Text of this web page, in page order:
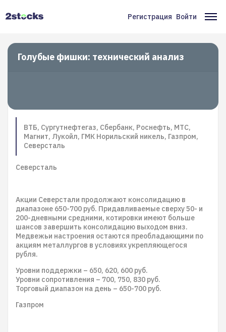
Меню
учётной
записи
Регистрация Войти
Голубые фишки: технический анализ
ВТБ, Сургутнефтегаз, Сбербанк, Роснефть, МТС,
Магнит, Лукойл, ГМК Норильский никель, Газпром,
Северсталь
Северсталь
Акции Северстали продолжают консолидацию в
диапазоне 650-700 руб. Придавливаемые сверху 50- и
200-дневными средними, котировки имеют больше
шансов завершить консолидацию выходом вниз.
Медвежьи настроения остаются преобладающими по
акциям металлургов в условиях укрепляющегося
рубля.
Уровни поддержки – 650, 620, 600 руб.
Уровни сопротивления – 700, 750, 830 руб.
Торговый диапазон на день – 650-700 руб.
Газпром